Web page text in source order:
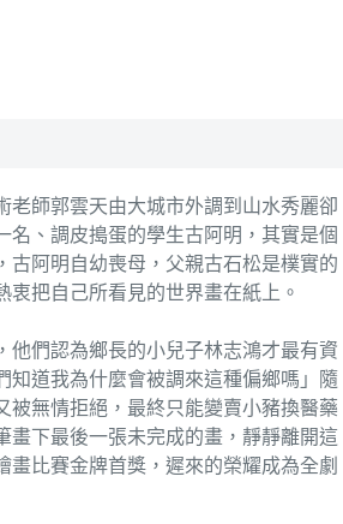
老師郭雲天由大城市外調到山水秀麗卻
、調皮搗蛋的學生古阿明，其實是個
古阿明自幼喪母，父親古石松是樸實的
把自己所看見的世界畫在紙上。
他們認為鄉長的小兒子林志鴻才最有資
知道我為什麼會被調來這種偏鄉嗎」隨
被無情拒絕，最終只能變賣小豬換醫藥
畫下最後一張未完成的畫，靜靜離開這
比賽金牌首獎，遲來的榮耀成為全劇